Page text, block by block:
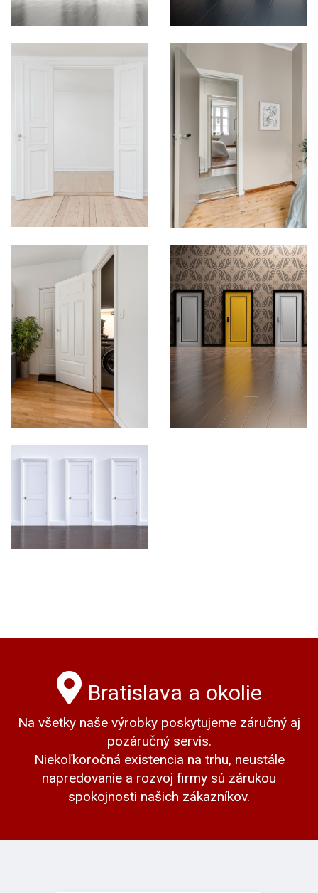
Bratislava a okolie
Na všetky naše výrobky poskytujeme záručný aj
pozáručný servis.
Niekoľkoročná existencia na trhu, neustále
napredovanie a rozvoj firmy sú zárukou
spokojnosti našich zákazníkov.